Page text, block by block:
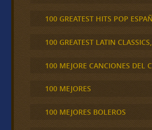
100 GREATEST HITS POP
100 GREATEST LATIN CLASSICS,
100 MEJORE CANCIONES DEL
100 MEJORES
100 MEJORES BOLEROS